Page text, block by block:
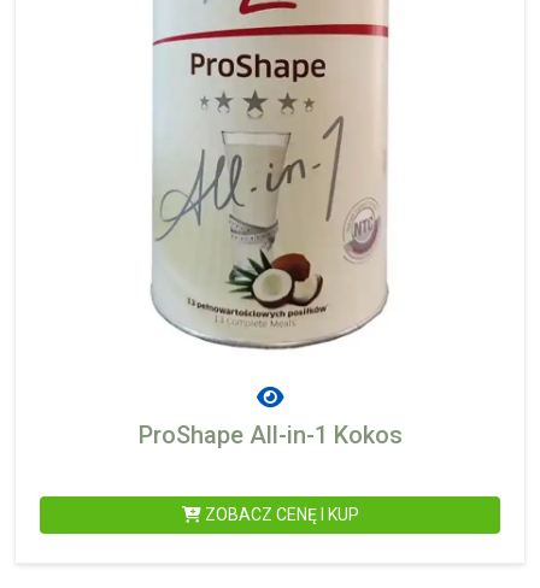
ProShape All-in-1 Kokos
ZOBACZ CENĘ I KUP